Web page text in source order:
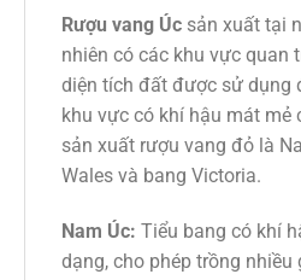
Rượu vang Úc sản xuất tại
nhiên có các khu vực quan
diện tích đất được sử dụng
khu vực có khí hậu mát mẻ
sản xuất rượu vang đỏ là
Wales và bang Victoria.
Nam Úc: Tiểu bang có khí
dạng, cho phép trồng nhiều